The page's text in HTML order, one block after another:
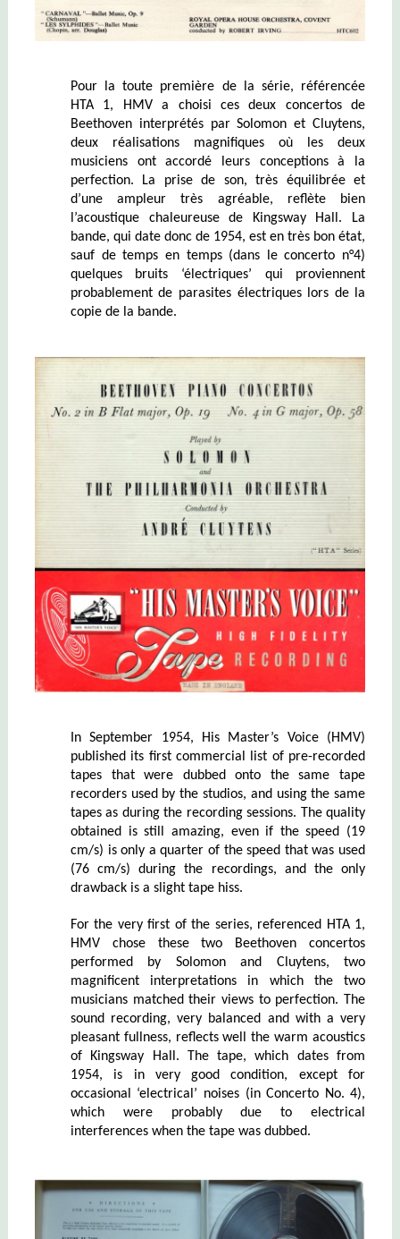
Pour la toute première de la série, référencée
HTA 1, HMV a choisi ces deux concertos de
Beethoven interprétés par Solomon et Cluytens,
deux réalisations magnifiques où les deux
musiciens ont accordé leurs conceptions à la
perfection. La prise de son, très équilibrée et
d’une ampleur très agréable, reflète bien
l’acoustique chaleureuse de Kingsway Hall. La
bande, qui date donc de 1954, est en très bon état,
sauf de temps en temps (dans le concerto n°4)
quelques bruits ‘électriques’ qui proviennent
probablement de parasites électriques lors de la
copie de la bande.
In September 1954, His Master’s Voice (HMV)
published its first commercial list of pre-recorded
tapes that were dubbed onto the same tape
recorders used by the studios, and using the same
tapes as during the recording sessions. The quality
obtained is still amazing, even if the speed (19
cm/s) is only a quarter of the speed that was used
(76 cm/s) during the recordings, and the only
drawback is a slight tape hiss.
For the very first of the series, referenced HTA 1,
HMV chose these two Beethoven concertos
performed by Solomon and Cluytens, two
magnificent interpretations in which the two
musicians matched their views to perfection. The
sound recording, very balanced and with a very
pleasant fullness, reflects well the warm acoustics
of Kingsway Hall. The tape, which dates from
1954, is in very good condition, except for
occasional ‘electrical’ noises (in Concerto No. 4),
which were probably due to electrical
interferences when the tape was dubbed.